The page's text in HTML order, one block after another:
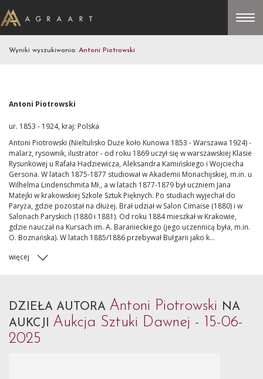
Wyniki wyszukiwania: Antoni Piotrowski
Antoni Piotrowski
ur. 1853 - 1924, kraj: Polska
Antoni Piotrowski (Nieltulisko Duże koło Kunowa 1853 - Warszawa 1924) -
malarz, rysownik, ilustrator - od roku 1869 uczył się w warszawskiej Klasie
Rysunkowej u Rafała Hadziewicza, Aleksandra Kamińskiego i Wojciecha
Gersona. W latach 1875-1877 studiował w Akademii Monachijskiej, m.in. u
Wilhelma Lindenschmita Mł., a w latach 1877-1879 był uczniem Jana
Matejki w krakowskiej Szkole Sztuk Pięknych. Po studiach wyjechał do
Paryża, gdzie pozostał na dłużej. Brał udział w Salon Cimaise (1880) i w
Salonach Paryskich (1880 i 1881). Od roku 1884 mieszkał w Krakowie,
gdzie nauczał na Kursach im. A. Baranieckiego (jego uczennicą była, m.in.
O. Boznańska). W latach 1885/1886 przebywał Bułgarii jako k...
więcej
DZIEŁA AUTORA Antoni Piotrowski NA
AUKCJI Aukcja Sztuki Dawnej - 15-06-
2025